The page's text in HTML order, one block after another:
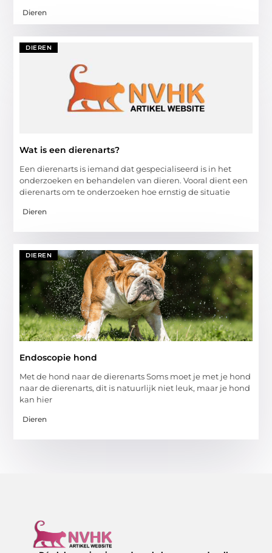
Dieren
DIEREN
Wat is een dierenarts?
Een dierenarts is iemand dat gespecialiseerd is in het
onderzoeken en behandelen van dieren. Vooral dient een
dierenarts om te onderzoeken hoe ernstig de situatie
Dieren
DIEREN
Endoscopie hond
Met de hond naar de dierenarts Soms moet je met je hond
naar de dierenarts, dit is natuurlijk niet leuk, maar je hond
kan hier
Dieren